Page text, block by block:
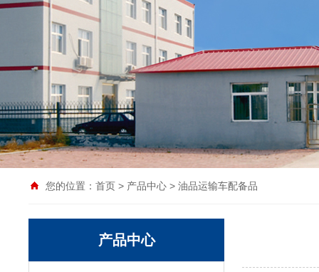
您的位置： 首页 > 产品中心 > 油品运输车配备品
产品中心